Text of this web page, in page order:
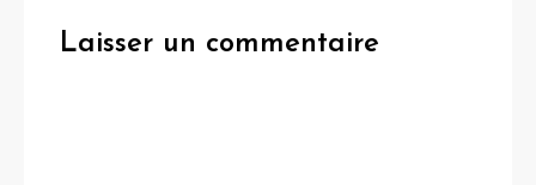
Laisser un commentaire